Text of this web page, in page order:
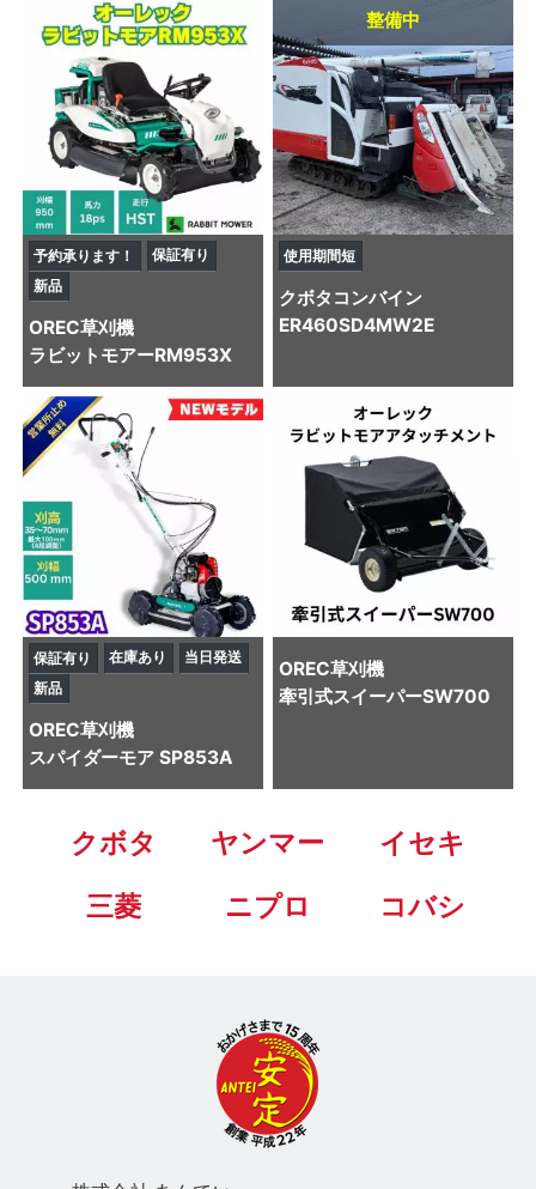
予約承ります！
保証有り
新品
OREC草刈機
ラビットモアーRM953X
整備中
使用期間短
クボタ コンバイン
ER460SD4MW2E
保証有り 在庫あり
当日発送
新品
OREC草刈機
スパイダーモア SP853A
OREC草刈機
牽引式スイーパーSW700
クボタ ヤンマー
イセキ
三菱
ニプロ コバシ